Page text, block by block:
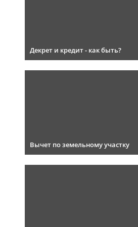
Декрет и кредит - как быть?
Вычет по земельному участку